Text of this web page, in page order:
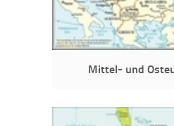
Mittel- und